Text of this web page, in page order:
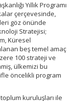
Yıllık Programı
çerçevesinde,
göz önünde
Stratejisi;
Küresel
beş temel amaç
100 strateji ve
ülkemizi bu
öncelikli program
kuruluşları ile